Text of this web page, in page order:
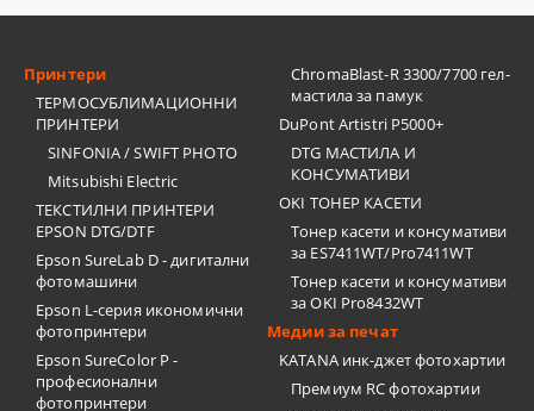
Принтери
ТЕРМОСУБЛИМАЦИОННИ
ПРИНТЕРИ
SINFONIA / SWIFT PHOTO
Mitsubishi Electric
ТЕКСТИЛНИ ПРИНТЕРИ
EPSON DTG/DTF
Epson SureLab D - дигитални
фотомашини
Epson L-серия икономични
фотопринтери
Epson SureColor P -
професионални
фотопринтери
ChromaBlast-R 3300/7700 гел-
мастила за памук
DuPont Artistri P5000+
DTG МАСТИЛА И
КОНСУМАТИВИ
OKI ТОНЕР КАСЕТИ
Тонер касети и консумативи
за ES7411WT/Pro7411WT
Тонер касети и консумативи
за OKI Pro8432WT
Медии за печат
KATANA инк-джет фотохартии
Премиум RC фотохартии